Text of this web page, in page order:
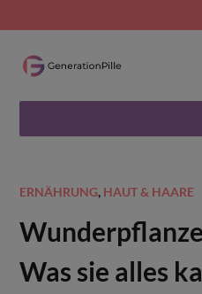
ERNÄHRUNG, HAUT & HAARE
Was sie alles